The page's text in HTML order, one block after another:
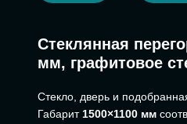
Стеклянная
мм, графитовое
Стекло, дверь и
Габарит 1500×1100 мм